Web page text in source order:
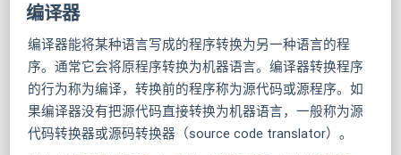
编译器
编译器能将某种语言写成的程序转换为另一种语言的程
序。通常它会将原程序转换为机器语言。编译器转换程序
的行为称为编译，转换前的程序称为源代码或源程序。如
果编译器没有把源代码直接转换为机器语言，一般称为源
代码转换器或源码转换器（source code translator）。